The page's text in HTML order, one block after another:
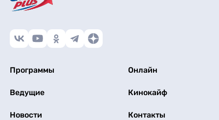
Программы Онлайн
Ведущие Кинокайф
Новости Контакты